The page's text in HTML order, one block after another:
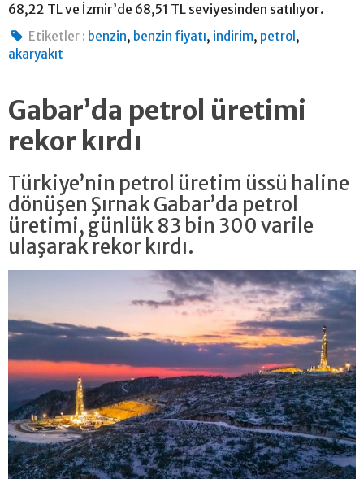
68,22 TL ve İzmir’de 68,51 TL seviyesinden satılıyor.
Etiketler : benzin, benzin fiyatı, indirim, petrol ,
akaryakıt
Gabar’da petrol üretimi
rekor kırdı
Türkiye’nin petrol üretim üssü haline
dönüşen Şırnak Gabar’da petrol
üretimi, günlük 83 bin 300 varile
ulaşarak rekor kırdı.